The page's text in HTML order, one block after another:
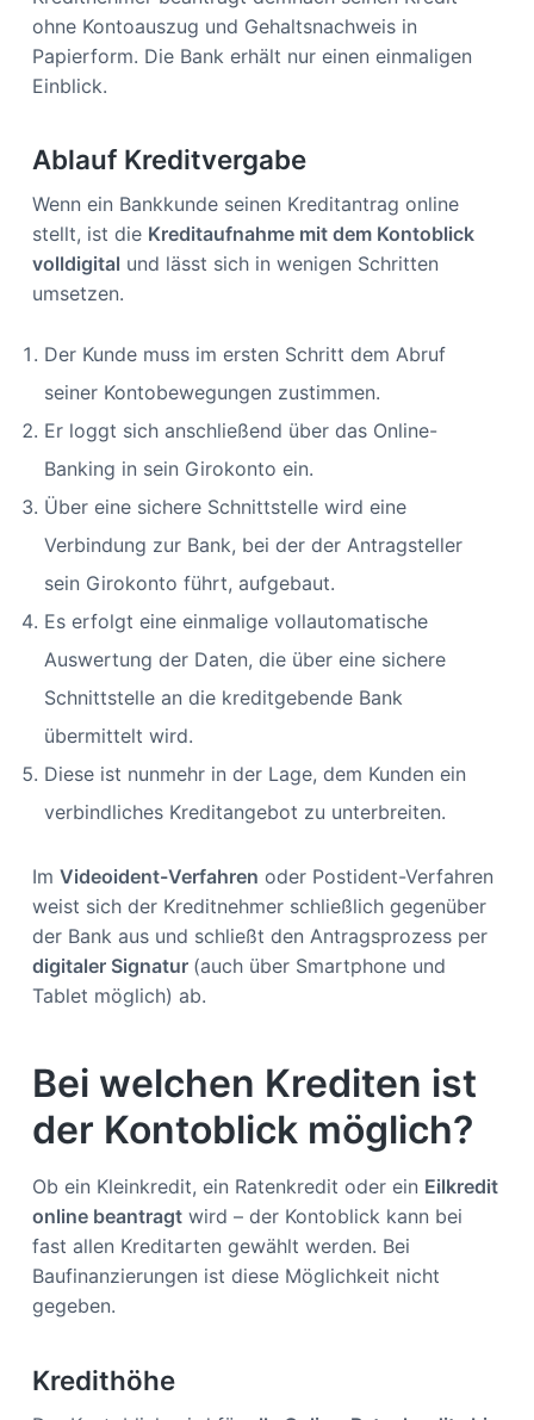
ohne Kontoauszug und Gehaltsnachweis in
Papierform. Die Bank erhält nur einen einmaligen
Einblick.
Ablauf Kreditvergabe
Wenn ein Bankkunde seinen Kreditantrag online
stellt, ist die Kreditaufnahme mit dem Kontoblick
volldigital und lässt sich in wenigen Schritten
umsetzen.
Der Kunde muss im ersten Schritt dem Abruf
seiner Kontobewegungen zustimmen.
Er loggt sich anschließend über das Online-
Banking in sein Girokonto ein.
Über eine sichere Schnittstelle wird eine
Verbindung zur Bank, bei der der Antragsteller
sein Girokonto führt, aufgebaut.
Es erfolgt eine einmalige vollautomatische
Auswertung der Daten, die über eine sichere
Schnittstelle an die kreditgebende Bank
übermittelt wird.
Diese ist nunmehr in der Lage, dem Kunden ein
verbindliches Kreditangebot zu unterbreiten.
Im Videoident-Verfahren oder Postident-Verfahren
weist sich der Kreditnehmer schließlich gegenüber
der Bank aus und schließt den Antragsprozess per
digitaler Signatur (auch über Smartphone und
Tablet möglich) ab.
Bei welchen Krediten ist
der Kontoblick möglich?
Ob ein Kleinkredit, ein Ratenkredit oder ein Eilkredit
onlinebeantragtwird – der Kontoblick kann bei
fast allen Kreditarten gewählt werden. Bei
Baufinanzierungen ist diese Möglichkeit nicht
gegeben.
Kredithöhe